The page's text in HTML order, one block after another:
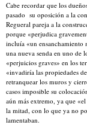
Cabe recordar que los
pasado su oposición a la
Regueral pareja a la
porque «perjudica
incluía «un
una nueva senda en uno de
«perjuicios graves» en los
«invadiría las propiedades
retranquear los muros y
casos imposible su
aún más extremo, ya que
la mitad, con lo que ya no
lamentaban.